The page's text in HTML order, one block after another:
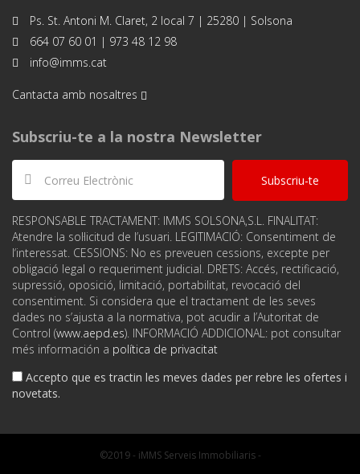
Ps. St. Antoni M. Claret, 2 local 7 | 25280 | Solsona
664 07 60 01 | 973 48 12 98
info@imms.cat
Cantacta amb nosaltres
Subscriu-te a la nostra Newsletter
Subscriu-te
RESPONSABLE TRACTAMENT: IMMS SOLSONA,S.L. FINALITAT:
Atendre la sol·licitud de l’usuari. LEGITIMACIÓ: Consentiment de
l‘interessat. CESSIONS: No es preveuen cessions, excepte per
obligació legal o requeriment judicial. DRETS: Accés, rectificació,
supressió, oposició, limitació, portabilitat, revocació del
consentiment. Si considera que el tractament de les seves
dades no s’ajusta a la normativa, pot acudir a l’Autoritat de
Control (www.aepd.es). INFORMACIÓ ADDICIONAL: pot consultar
més información a política de privacitat
Accepto que es tractin les meves dades per rebre les ofertes i
novetats.
©2019 - iMMS Serveis Immobiliaris -